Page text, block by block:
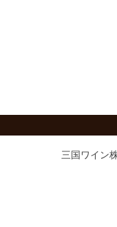
三国ワイン